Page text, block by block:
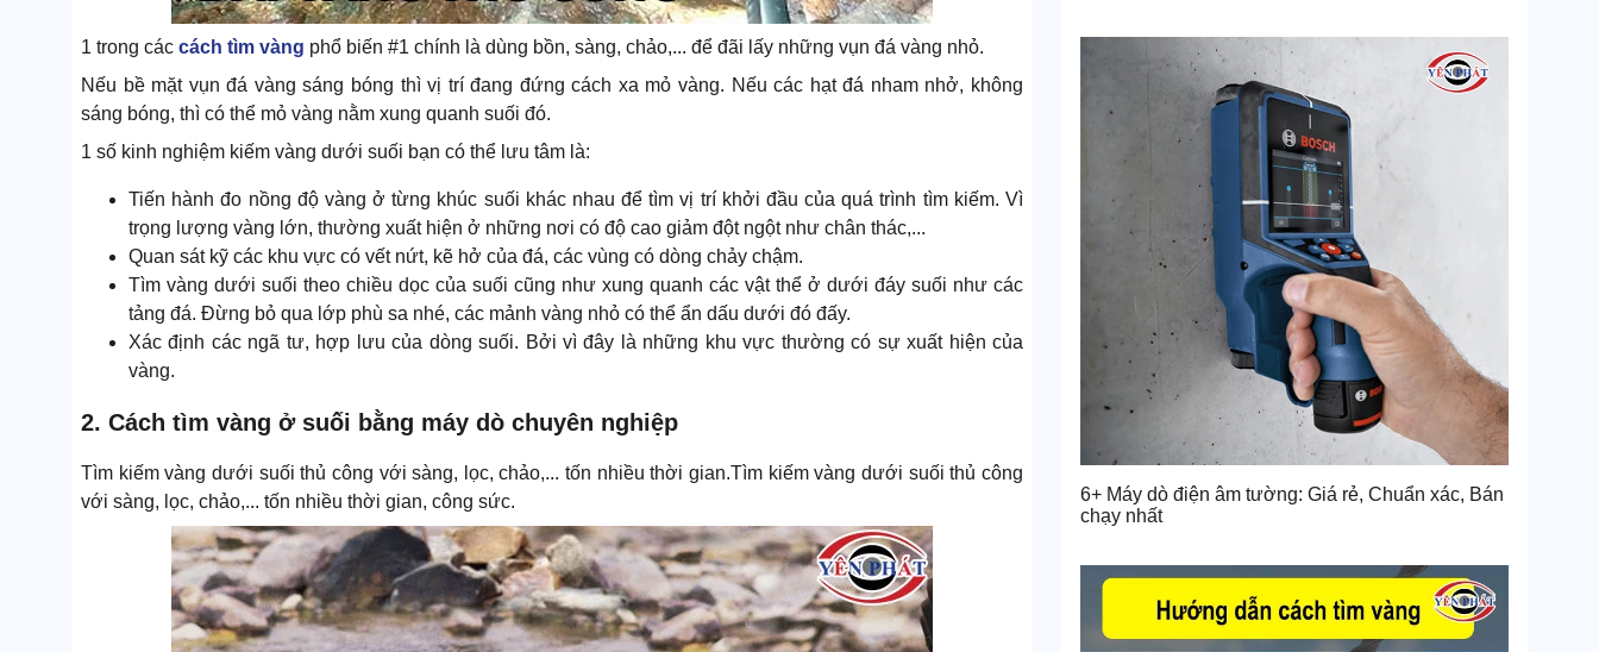
1 trong các cách tìm vàng phổ biến #1 chính là dùng bồn, sàng, chảo,... để đãi lấy những vụn đá vàng nhỏ.
Nếu bề mặt vụn đá vàng sáng bóng thì vị trí đang đứng cách xa mỏ vàng. Nếu các hạt đá nham nhở, không
sáng bóng, thì có thể mỏ vàng nằm xung quanh suối đó.
1 số kinh nghiệm kiếm vàng dưới suối bạn có thể lưu tâm là:
Tiến hành đo nồng độ vàng ở từng khúc suối khác nhau để tìm vị trí khởi đầu của quá trình tìm kiếm. Vì
trọng lượng vàng lớn, thường xuất hiện ở những nơi có độ cao giảm đột ngột như chân thác,...
Quan sát kỹ các khu vực có vết nứt, kẽ hở của đá, các vùng có dòng chảy chậm.
Tìm vàng dưới suối theo chiều dọc của suối cũng như xung quanh các vật thể ở dưới đáy suối như các
tảng đá. Đừng bỏ qua lớp phù sa nhé, các mảnh vàng nhỏ có thể ẩn dấu dưới đó đấy.
Xác định các ngã tư, hợp lưu của dòng suối. Bởi vì đây là những khu vực thường có sự xuất hiện của
vàng.
2. Cách tìm vàng ở suối bằng máy dò chuyên nghiệp
Tìm kiếm vàng dưới suối thủ công với sàng, lọc, chảo,... tốn nhiều thời gian.Tìm kiếm vàng dưới suối thủ công
với sàng, lọc, chảo,... tốn nhiều thời gian, công sức.
6+ Máy dò điện âm tường: Giá rẻ, Chuẩn xác, Bán
chạy nhất